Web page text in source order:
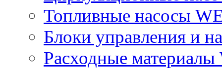
Топливные насосы
Блоки управления и
Расходные